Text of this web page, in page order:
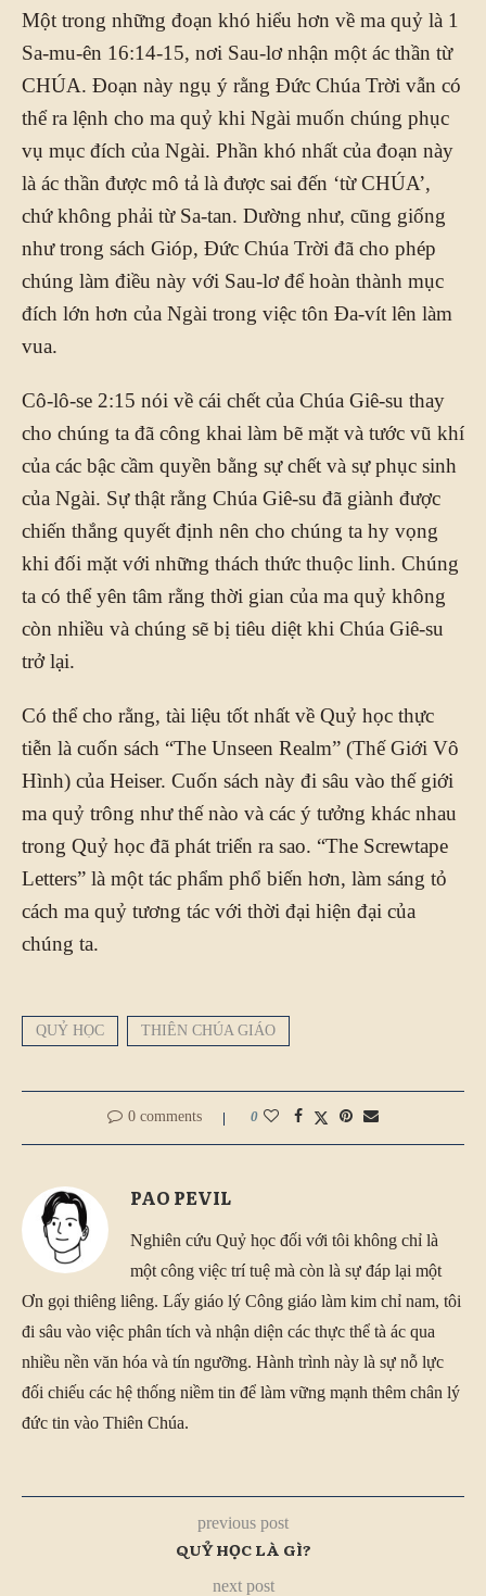
Một trong những đoạn khó hiểu hơn về ma quỷ là 1
Sa-mu-ên 16:14-15, nơi Sau-lơ nhận một ác thần từ
CHÚA. Đoạn này ngụ ý rằng Đức Chúa Trời vẫn có
thể ra lệnh cho ma quỷ khi Ngài muốn chúng phục
vụ mục đích của Ngài. Phần khó nhất của đoạn này
là ác thần được mô tả là được sai đến ‘từ CHÚA’,
chứ không phải từ Sa-tan. Dường như, cũng giống
như trong sách Gióp, Đức Chúa Trời đã cho phép
chúng làm điều này với Sau-lơ để hoàn thành mục
đích lớn hơn của Ngài trong việc tôn Đa-vít lên làm
vua.
Cô-lô-se 2:15 nói về cái chết của Chúa Giê-su thay
cho chúng ta đã công khai làm bẽ mặt và tước vũ khí
của các bậc cầm quyền bằng sự chết và sự phục sinh
của Ngài. Sự thật rằng Chúa Giê-su đã giành được
chiến thắng quyết định nên cho chúng ta hy vọng
khi đối mặt với những thách thức thuộc linh. Chúng
ta có thể yên tâm rằng thời gian của ma quỷ không
còn nhiều và chúng sẽ bị tiêu diệt khi Chúa Giê-su
trở lại.
Có thể cho rằng, tài liệu tốt nhất về Quỷ học thực
tiễn là cuốn sách “The Unseen Realm” (Thế Giới Vô
Hình) của Heiser. Cuốn sách này đi sâu vào thế giới
ma quỷ trông như thế nào và các ý tưởng khác nhau
trong Quỷ học đã phát triển ra sao. “The Screwtape
Letters” là một tác phẩm phổ biến hơn, làm sáng tỏ
cách ma quỷ tương tác với thời đại hiện đại của
chúng ta.
QUỶ HỌC THIÊN CHÚA GIÁO
0 comments 0
PAO PEVIL
Nghiên cứu Quỷ học đối với tôi không chỉ là
một công việc trí tuệ mà còn là sự đáp lại một
Ơn gọi thiêng liêng. Lấy giáo lý Công giáo làm kim chỉ nam, tôi
đi sâu vào việc phân tích và nhận diện các thực thể tà ác qua
nhiều nền văn hóa và tín ngưỡng. Hành trình này là sự nỗ lực
đối chiếu các hệ thống niềm tin để làm vững mạnh thêm chân lý
đức tin vào Thiên Chúa.
previous post
QUỶ HỌC LÀ GÌ?
next post